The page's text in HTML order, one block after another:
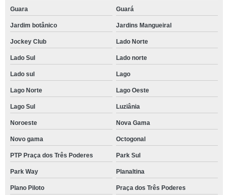
Guara Guará
Jardim botânico Jardins Mangueiral
Jockey Club Lado Norte
Lado Sul Lado norte
Lado sul Lago
Lago Norte Lago Oeste
Lago Sul Luziânia
Noroeste Nova Gama
Novo gama Octogonal
PTP Praça dos Três Poderes Park Sul
Park Way Planaltina
Plano Piloto Praça dos Três Poderes